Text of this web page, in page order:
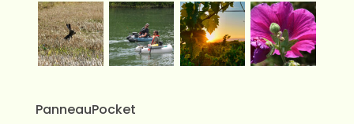
PanneauPocket